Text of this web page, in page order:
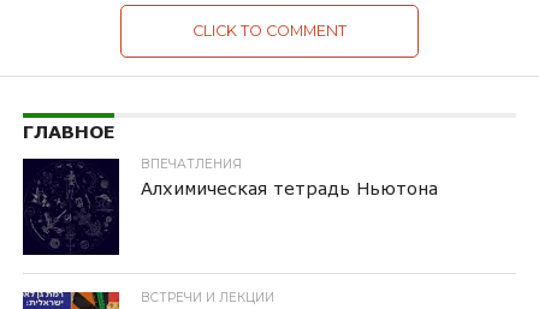
CLICK TO COMMENT
ГЛАВНОЕ
ВПЕЧАТЛЕНИЯ
Алхимическая тетрадь Ньютона
ВСТРЕЧИ И ЛЕКЦИИ